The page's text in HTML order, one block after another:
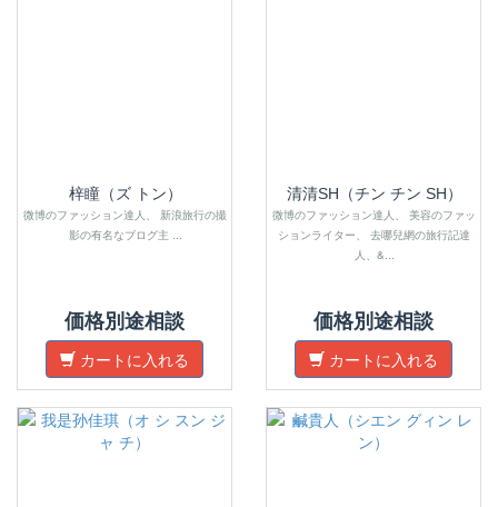
梓瞳（ズ トン）
微博のファッション達人、 新浪旅行の撮
影の有名なブログ主 ...
価格別途相談
カートに入れる
清清SH（チン チン SH）
微博のファッション達人、 美容のファッ
ションライター、 去哪兒網の旅行記達
人、&...
価格別途相談
カートに入れる